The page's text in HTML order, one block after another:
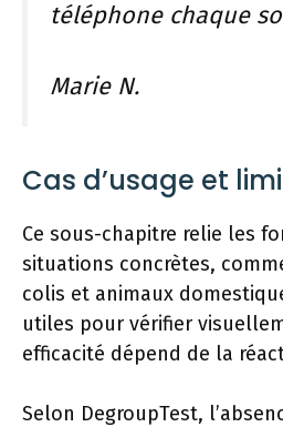
téléphone chaque
Marie N.
Cas d’usage et
Ce sous-chapitre relie les
situations concrètes,
colis et animaux
utiles pour vérifier
efficacité dépend de la
Selon DegroupTest,